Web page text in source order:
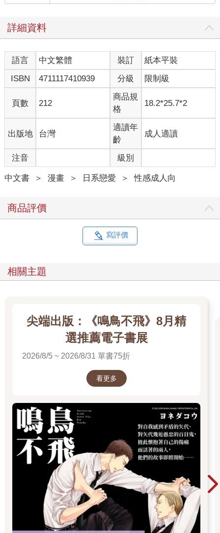
詳細資料
語言 中文繁體 裝訂
紙本平裝
ISBN
4711117410939 分級 限制級
頁數 212
商品規
格
18.2*25.7*2
出版地 台灣
適讀年
齡
成人適讀
注音 級別
中文書 ＞ 漫畫 ＞ 日系戀愛 ＞ 性感成人向
商品評價
寫評價
相關主題
尖端出版：《鳴鳥不飛》8月精
選推薦電子書展
2026/8/5 ~ 2026/8/31 單書75折
看更多